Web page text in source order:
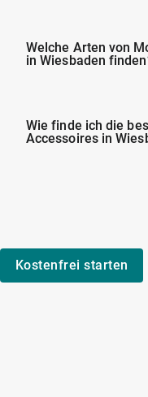
Welche Arten von
in Wiesbaden
Wie finde ich die
Accessoires in
Kostenfrei starten